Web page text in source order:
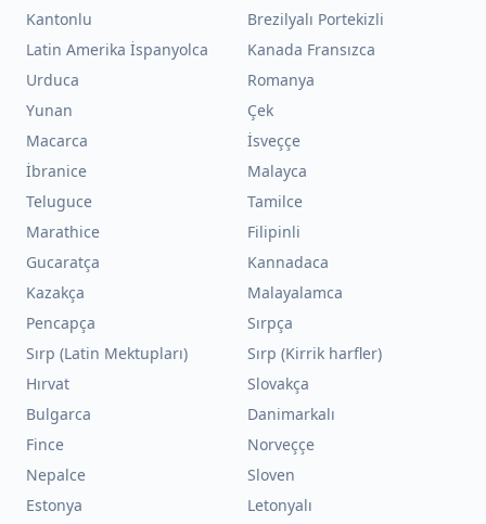
Kantonlu
Brezilyalı Portekizli
Latin Amerika İspanyolca
Kanada Fransızca
Urduca
Romanya
Yunan
Çek
Macarca
İsveççe
İbranice
Malayca
Teluguce
Tamilce
Marathice
Filipinli
Gucaratça
Kannadaca
Kazakça
Malayalamca
Pencapça
Sırpça
Sırp (Latin Mektupları)
Sırp (Kirrik harfler)
Hırvat
Slovakça
Bulgarca
Danimarkalı
Fince
Norveççe
Nepalce
Sloven
Estonya
Letonyalı